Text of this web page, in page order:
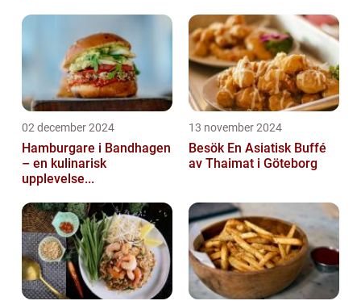
02 december 2024
Hamburgare i Bandhagen
– en kulinarisk
upplevelse...
13 november 2024
Besök En Asiatisk Buffé
av Thaimat i Göteborg